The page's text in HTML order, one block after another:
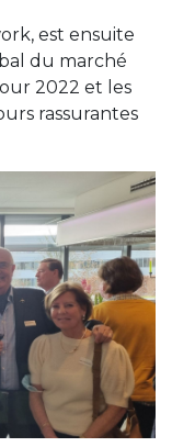
est ensuite
du marché
2022 et les
rassurantes